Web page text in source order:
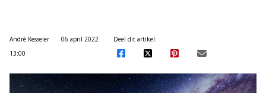
André Kesseler
06 april 2022
13:00
Deel dit artikel: